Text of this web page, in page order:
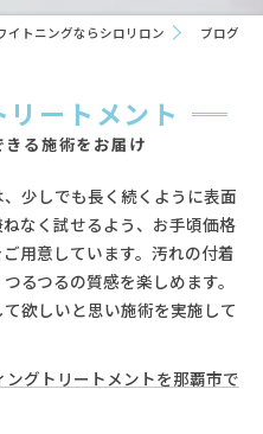
イトニングならシロリロン ブログ
ートメント
る施術をお届け
少しでも長く続くように表面
なく試せるよう、お手頃価格
用意しています。汚れの付着
るつるの質感を楽しめます。
欲しいと思い施術を実施して
ングトリートメントを那覇市で